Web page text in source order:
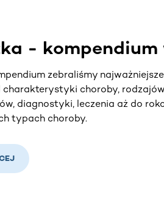
-
zebraliśmy
charakterystyki choroby,
diagnostyki, leczenia aż do
typach choroby.